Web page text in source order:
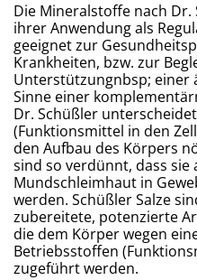
Die Mineralstoffe nach
ihrer Anwendung als
geeignet zur
Krankheiten, bzw. zur
Unterstützungnbsp; einer
Sinne einer
Dr. Schüßler
(Funktionsmittel in den
den Aufbau des Körpers
sind so verdünnt, dass
Mundschleimhaut in
werden. Schüßler Salze
zubereitete, potenzierte
die dem Körper wegen
Betriebsstoffen
zugeführt werden.